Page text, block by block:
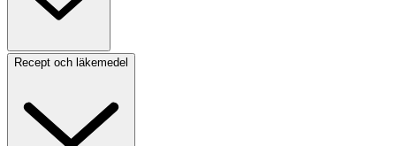
Recept och läkemedel